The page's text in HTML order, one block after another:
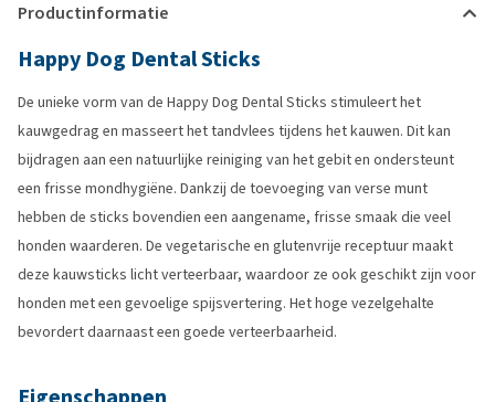
Productinformatie
Happy Dog Dental Sticks
De unieke vorm van de Happy Dog Dental Sticks stimuleert het
kauwgedrag en masseert het tandvlees tijdens het kauwen. Dit kan
bijdragen aan een natuurlijke reiniging van het gebit en ondersteunt
een frisse mondhygiëne. Dankzij de toevoeging van verse munt
hebben de sticks bovendien een aangename, frisse smaak die veel
honden waarderen. De vegetarische en glutenvrije receptuur maakt
deze kauwsticks licht verteerbaar, waardoor ze ook geschikt zijn voor
honden met een gevoelige spijsvertering. Het hoge vezelgehalte
bevordert daarnaast een goede verteerbaarheid.